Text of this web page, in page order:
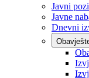
Izdvojeno
Najave
Konkursi
Javni
Javne
Dnevni